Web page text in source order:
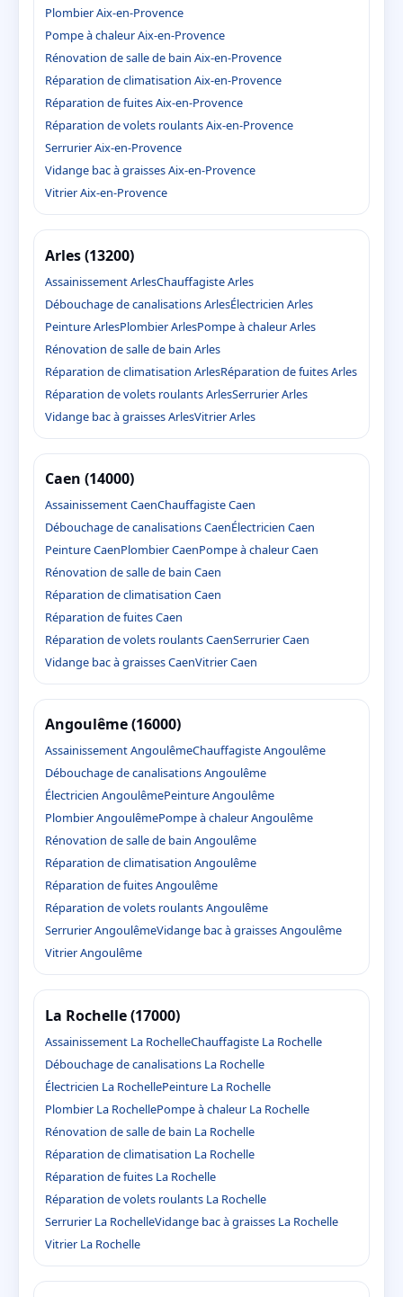
Plombier Aix-en-Provence
Pompe à chaleur Aix-en-Provence
Rénovation de salle de bain Aix-en-Provence
Réparation de climatisation Aix-en-Provence
Réparation de fuites Aix-en-Provence
Réparation de volets roulants Aix-en-Provence
Serrurier Aix-en-Provence
Vidange bac à graisses Aix-en-Provence
Vitrier Aix-en-Provence
Arles (13200)
Assainissement ArlesChauffagiste Arles
Débouchage de canalisations ArlesÉlectricien Arles
Peinture ArlesPlombier ArlesPompe à chaleur Arles
Rénovation de salle de bain Arles
Réparation de climatisation ArlesRéparation de fuites Arles
Réparation de volets roulants ArlesSerrurier Arles
Vidange bac à graisses ArlesVitrier Arles
Caen (14000)
Assainissement CaenChauffagiste Caen
Débouchage de canalisations CaenÉlectricien Caen
Peinture CaenPlombier CaenPompe à chaleur Caen
Rénovation de salle de bain Caen
Réparation de climatisation Caen
Réparation de fuites Caen
Réparation de volets roulants CaenSerrurier Caen
Vidange bac à graisses CaenVitrier Caen
Angoulême (16000)
Assainissement AngoulêmeChauffagiste Angoulême
Débouchage de canalisations Angoulême
Électricien AngoulêmePeinture Angoulême
Plombier AngoulêmePompe à chaleur Angoulême
Rénovation de salle de bain Angoulême
Réparation de climatisation Angoulême
Réparation de fuites Angoulême
Réparation de volets roulants Angoulême
Serrurier AngoulêmeVidange bac à graisses Angoulême
Vitrier Angoulême
La Rochelle (17000)
Assainissement La RochelleChauffagiste La Rochelle
Débouchage de canalisations La Rochelle
Électricien La RochellePeinture La Rochelle
Plombier La RochellePompe à chaleur La Rochelle
Rénovation de salle de bain La Rochelle
Réparation de climatisation La Rochelle
Réparation de fuites La Rochelle
Réparation de volets roulants La Rochelle
Serrurier La RochelleVidange bac à graisses La Rochelle
Vitrier La Rochelle